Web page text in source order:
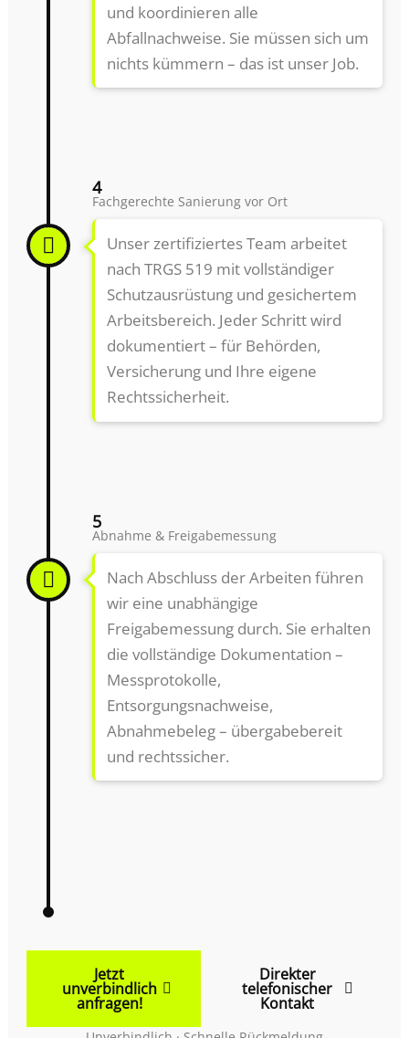
und koordinieren alle
Abfallnachweise. Sie müssen sich um
nichts kümmern – das ist unser Job.
4
Fachgerechte Sanierung vor Ort
Unser zertifiziertes Team arbeitet
nach TRGS 519 mit vollständiger
Schutzausrüstung und gesichertem
Arbeitsbereich. Jeder Schritt wird
dokumentiert – für Behörden,
Versicherung und Ihre eigene
Rechtssicherheit.
5
Abnahme & Freigabemessung
Nach Abschluss der Arbeiten führen
wir eine unabhängige
Freigabemessung durch. Sie erhalten
die vollständige Dokumentation –
Messprotokolle,
Entsorgungsnachweise,
Abnahmebeleg – übergabebereit
und rechtssicher.
Jetzt
unverbindlich
anfragen!
Direkter
telefonischer
Kontakt